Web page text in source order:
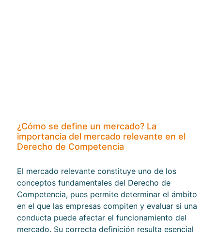
¿Cómo se define un mercado? La
importancia del mercado relevante en el
Derecho de Competencia
El mercado relevante constituye uno de los
conceptos fundamentales del Derecho de
Competencia, pues permite determinar el ámbito
en el que las empresas compiten y evaluar si una
conducta puede afectar el funcionamiento del
mercado. Su correcta definición resulta esencial